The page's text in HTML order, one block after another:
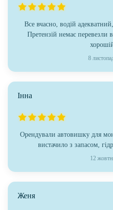
Все вчасно, водій
Претензій немає перевезли
8
Інна
Орендували автовишку для
вистачило з запасом,
12
Женя